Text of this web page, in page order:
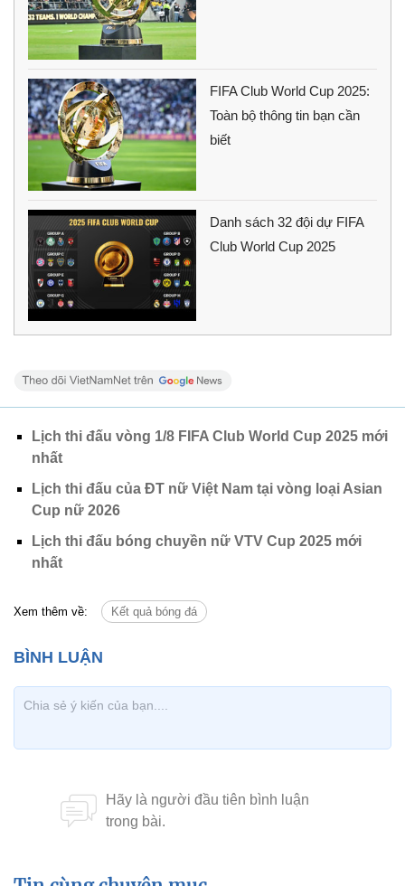
FIFA Club World Cup 2025:
Toàn bộ thông tin bạn cần
biết
Danh sách 32 đội dự FIFA
Club World Cup 2025
Lịch thi đấu vòng 1/8 FIFA Club World Cup 2025 mới
nhất
Lịch thi đấu của ĐT nữ Việt Nam tại vòng loại Asian
Cup nữ 2026
Lịch thi đấu bóng chuyền nữ VTV Cup 2025 mới
nhất
Xem thêm về: Kết quả bóng đá